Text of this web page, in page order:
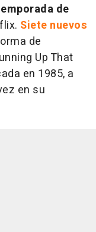
de
Siete nuevos
de
Up That
en 1985, a
en su